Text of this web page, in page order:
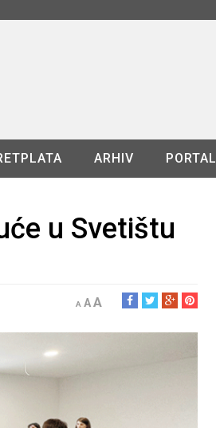
ARHIV PORTAL
u Svetištu
A AA